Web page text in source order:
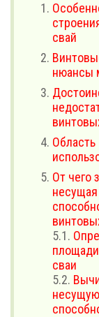
свай
нюансы
Область
От чего
несущая
5.1.
сваи
5.2.
несущую